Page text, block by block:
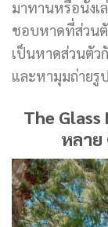
มาทานหรือนั่งเ
ชอบหาดที่ส่วนตั
เป็นหาดส่วนตัว
และหามุมถ่ายรู
The
หลาย